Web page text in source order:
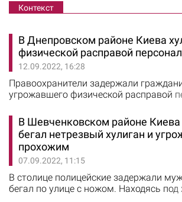
Контекст
В Днепровском районе Киева
физической расправой
12.09.2022, 16:28
Правоохранители задержали
угрожавшего физической расправой
Киева. На линию 102 поступило
Днепровском районе один из жителей
персоналу пистолетом, а затем пошел
направлении. Направившиеся на
патрульные обследовали территорию
гражданина…
В Шевченковском районе Киева
бегал нетрезвый хулиган и
прохожим
07.09.2022, 11:15
В столице полицейские задержали
бегал по улице с ножом. Находясь под